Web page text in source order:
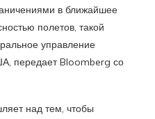
в ближайшее
полетов, такой
управление
передает Bloomberg со
над тем, чтобы